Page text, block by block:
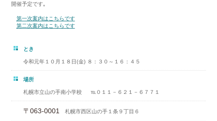
開催予定です｡
第一次案内はこちらです
第二次案内はこちらです
とき
令和元年１０月１８日(金) ８：３０～１６：４５
場所
札幌市立山の手南小学校 ℡０１１－６２１－６７７１
〒063-0001 札幌市西区山の手１条９丁目６